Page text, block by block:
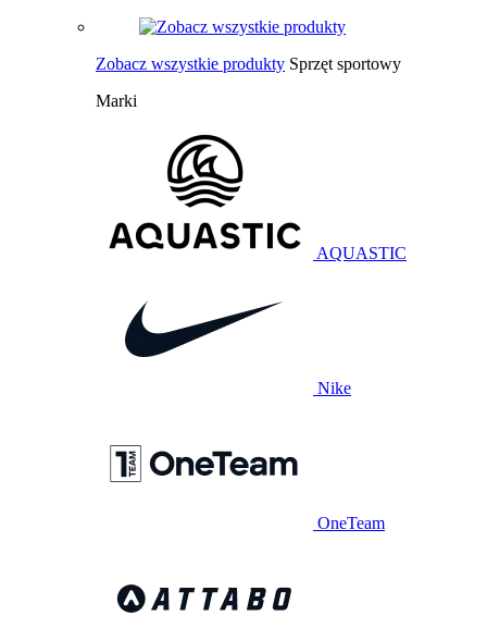
Zobacz wszystkie produkty Sprzęt sportowy
Marki
AQUASTIC
Nike
OneTeam